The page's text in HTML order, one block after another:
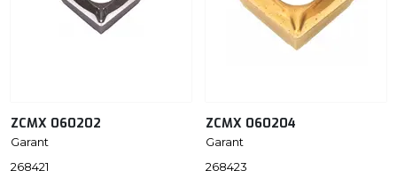
ZCMX 060202
Garant
268421
ZCMX 060204
Garant
268423